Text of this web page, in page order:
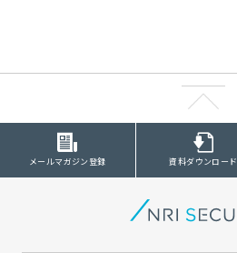
メールマガジン登録 資料ダウンロード